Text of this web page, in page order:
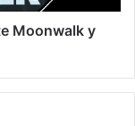
Moonwalk y